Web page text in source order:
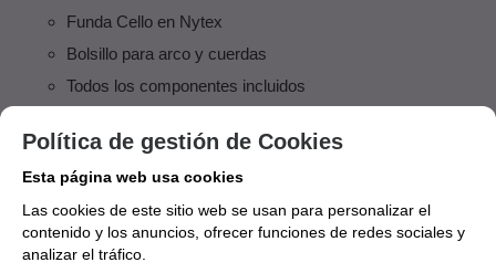
Funda Cello en Nytex
Bolsillo para arco y cuerdas
Todos los componentes incluidos
Violonchelo
MARCA
PURE GEWA
Política de gestión de Cookies
Esta página web usa cookies
Las cookies de este sitio web se usan para personalizar el
contenido y los anuncios, ofrecer funciones de redes sociales y
analizar el tráfico.